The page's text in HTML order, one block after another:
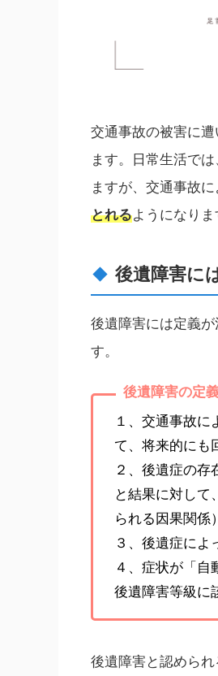
交通事故の被害に
ます。日常生活で
ますが、交通事故
とれるようになりま
後遺障害に
後遺障害には定義
す。
後遺障害の定
１、交通事故に
て、将来的にも
２、後遺症の存
と結果に対して
られる因果関係
３、後遺症によ
４、症状が「自
後遺障害等級に
後遺障害と認めら